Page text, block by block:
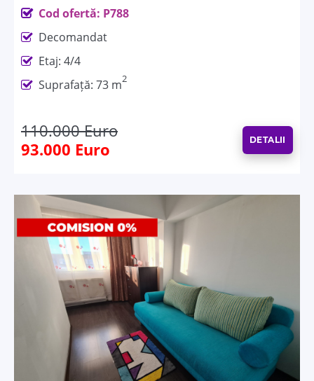
Cod ofertă: P788
Decomandat
Etaj: 4/4
Suprafață: 73 m2
110.000 Euro
93.000 Euro
DETALII